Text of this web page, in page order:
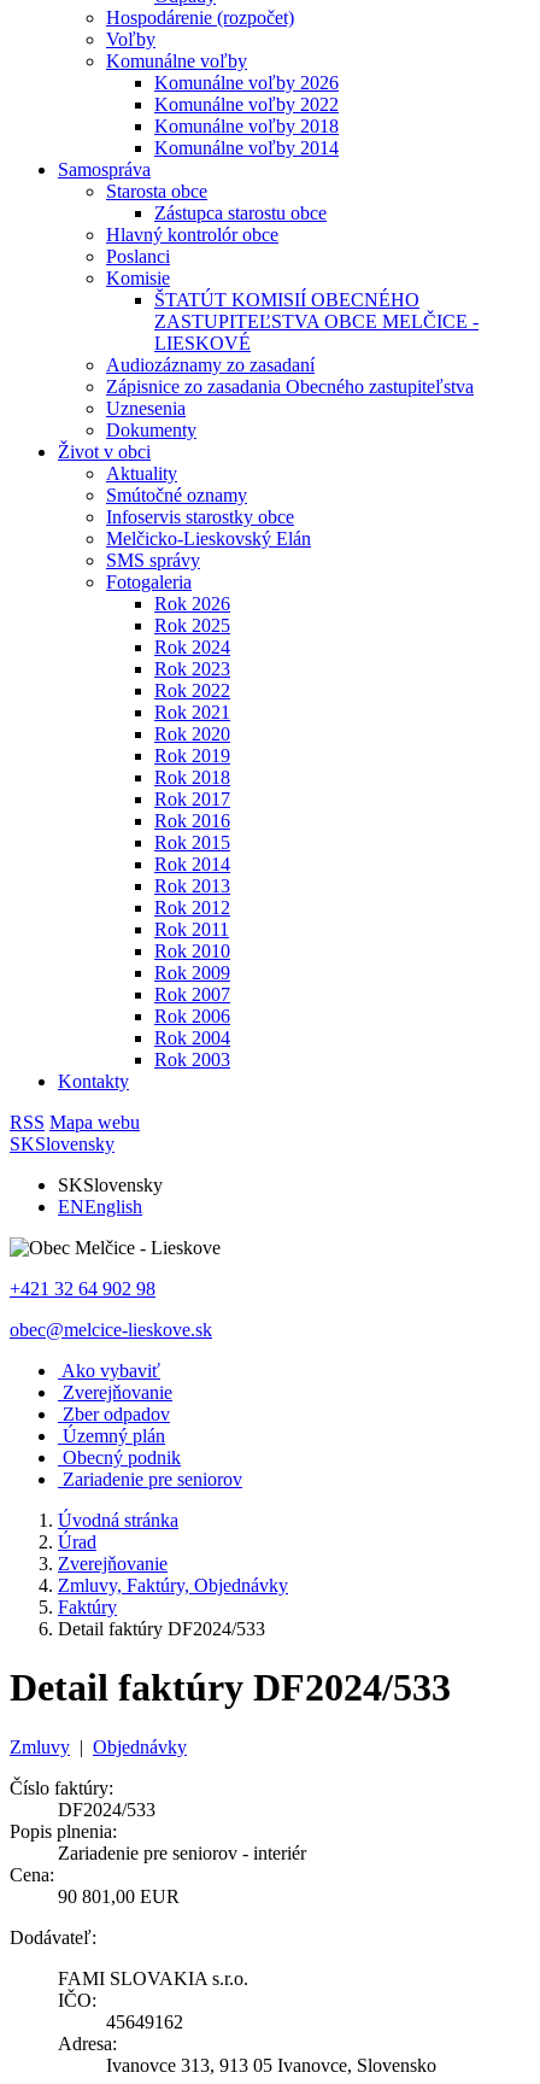
Hospodárenie (rozpočet)
Voľby
Komunálne voľby
Komunálne voľby 2026
Komunálne voľby 2022
Komunálne voľby 2018
Komunálne voľby 2014
Samospráva
Starosta obce
Zástupca starostu obce
Hlavný kontrolór obce
Poslanci
Komisie
ŠTATÚT KOMISIÍ OBECNÉHO
ZASTUPITEĽSTVA OBCE MELČICE -
LIESKOVÉ
Audiozáznamy zo zasadaní
Zápisnice zo zasadania Obecného zastupiteľstva
Uznesenia
Dokumenty
Život v obci
Aktuality
Smútočné oznamy
Infoservis starostky obce
Melčicko-Lieskovský Elán
SMS správy
Fotogaleria
Rok 2026
Rok 2025
Rok 2024
Rok 2023
Rok 2022
Rok 2021
Rok 2020
Rok 2019
Rok 2018
Rok 2017
Rok 2016
Rok 2015
Rok 2014
Rok 2013
Rok 2012
Rok 2011
Rok 2010
Rok 2009
Rok 2007
Rok 2006
Rok 2004
Rok 2003
Kontakty
RSS Mapa webu
SKSlovensky
SKSlovensky
ENEnglish
+421 32 64 902 98
obec@melcice-lieskove.sk
Ako vybaviť
Zverejňovanie
Zber odpadov
Územný plán
Obecný podnik
Zariadenie pre seniorov
Úvodná stránka
Úrad
Zverejňovanie
Zmluvy, Faktúry, Objednávky
Faktúry
Detail faktúry DF2024/533
Detail faktúry DF2024/533
Zmluvy | Objednávky
Číslo faktúry:
DF2024/533
Popis plnenia:
Zariadenie pre seniorov - interiér
Cena:
90 801,00 EUR
Dodávateľ:
FAMI SLOVAKIA s.r.o.
IČO:
45649162
Adresa:
Ivanovce 313, 913 05 Ivanovce, Slovensko